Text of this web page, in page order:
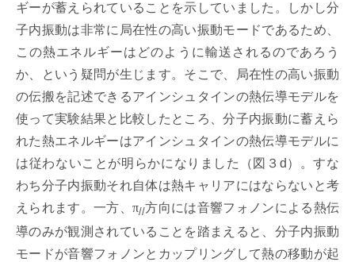
ギーが蓄えられていることを示していました。しかし分
子内振動は非常に局在性の高い振動モードであるため、
この熱エネルギーはどのように輸送されるのであろう
か、という疑問が生じます。そこで、局在性の高い振動
の伝搬を記述できるアインシュタインの熱伝導モデルを
使って実験結果と比較したところ、分子内振動に蓄えら
れた熱エネルギーはアインシュタインの熱伝導モデルに
は従わないことが明らかになりました（図３d）。すな
わち分子内振動それ自体は熱キャリアにはならないと考
えられます。一方、 π//方向には音響フォノンによる熱伝
導のみが観測されていることを踏まえると、分子内振動
モードが音響フォノンとカップリングして熱の移動が起